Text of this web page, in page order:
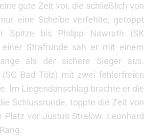
gute Zeit vor, die schließlich von
eine Scheibe verfehlte, getoppt
bis Philipp Nawrath (SK
Strafrunde sah er mit einem
als der sichere Sieger aus.
Bad Tölz) mit zwei fehlerfreien
Im Liegendanschlag brachte er die
Schlussrunde, toppte die Zeit von
vor Justus Strelow. Leonhard